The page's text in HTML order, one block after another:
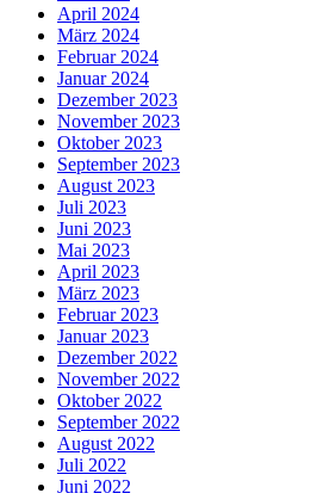
April 2024
März 2024
Februar 2024
Januar 2024
Dezember 2023
November 2023
Oktober 2023
September 2023
August 2023
Juli 2023
Juni 2023
Mai 2023
April 2023
März 2023
Februar 2023
Januar 2023
Dezember 2022
November 2022
Oktober 2022
September 2022
August 2022
Juli 2022
Juni 2022